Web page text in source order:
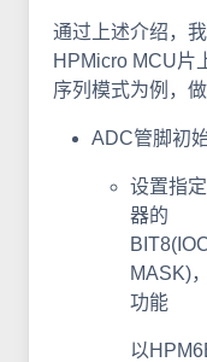
通过上述介绍，
HPMicro MCU片
序列模式为例，
ADC管脚初
设置指
器的
MASK)
功能
以